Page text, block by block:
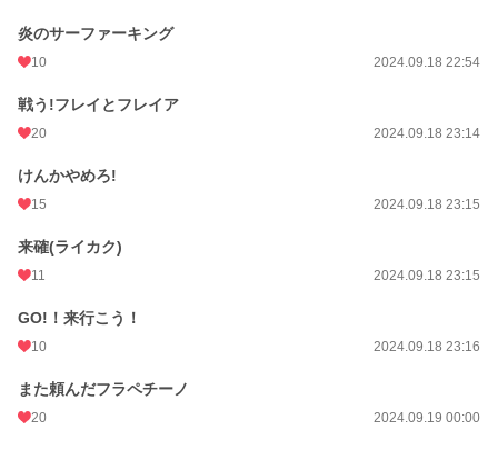
炎のサーファーキング
10 2024.09.18 22:54
戦う!フレイとフレイア
20 2024.09.18 23:14
けんかやめろ!
15 2024.09.18 23:15
来確(ライカク)
11 2024.09.18 23:15
GO!！来行こう！
10 2024.09.18 23:16
また頼んだフラペチーノ
20 2024.09.19 00:00